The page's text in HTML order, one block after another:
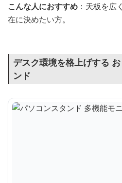
こんな人におすすめ ：天板を広
在に決めたい方。
デスク環境を格上げする
ンド